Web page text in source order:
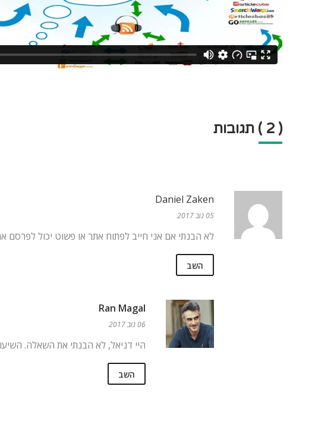
( 2 ) תגובות
Daniel Zaken
05 נוב 2017
לא הבנתי אם אני חייב לפתוח אתר או פשוט יכול לפרסם
השב
Ran Magal
06 נוב 2017
היי דניאל, לא הבנתי את השאלה.
השב